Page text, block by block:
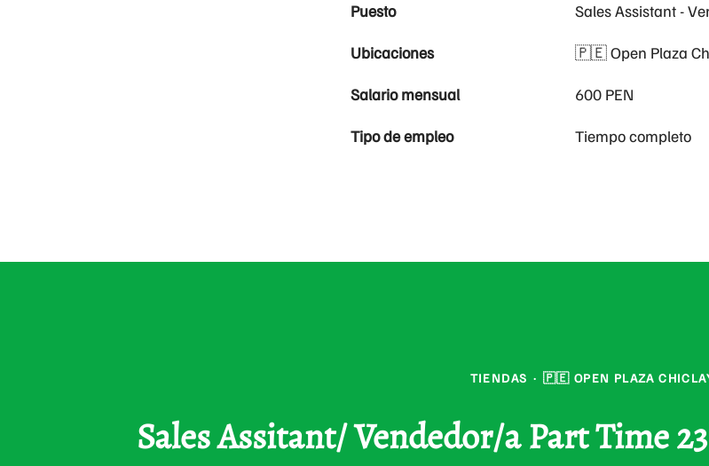
Puesto Sales Assistant -
Ubicaciones 🇵🇪 Open Plaza
Salario mensual 600 PEN
Tipo de empleo Tiempo completo
TIENDAS · 🇵🇪 OPEN PLAZA
Sales Assitant/ Vendedor/a Part Time